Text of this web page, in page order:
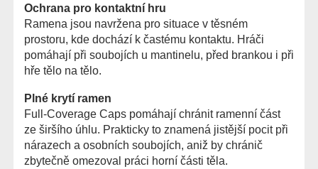
Ochrana pro kontaktní hru
Ramena jsou navržena pro situace v těsném
prostoru, kde dochází k častému kontaktu. Hráči
pomáhají při soubojích u mantinelu, před brankou i při
hře tělo na tělo.
Plné krytí ramen
Full-Coverage Caps pomáhají chránit ramenní část
ze širšího úhlu. Prakticky to znamená jistější pocit při
nárazech a osobních soubojích, aniž by chránič
zbytečně omezoval práci horní části těla.